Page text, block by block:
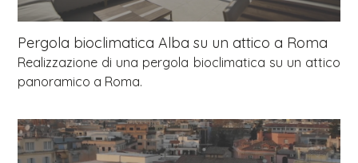
Pergola bioclimatica Alba su un attico a Roma
Realizzazione di una pergola bioclimatica su un attico
panoramico a Roma.